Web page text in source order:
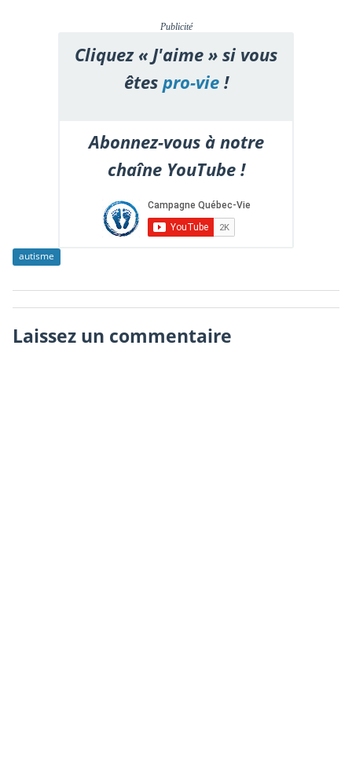
Publicité
Cliquez « J'aime » si vous
êtespro-vie!
Abonnez-vous à notre
chaîne YouTube !
autisme
Laissez un commentaire